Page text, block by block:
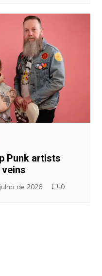
Punk artists
de 2026 0